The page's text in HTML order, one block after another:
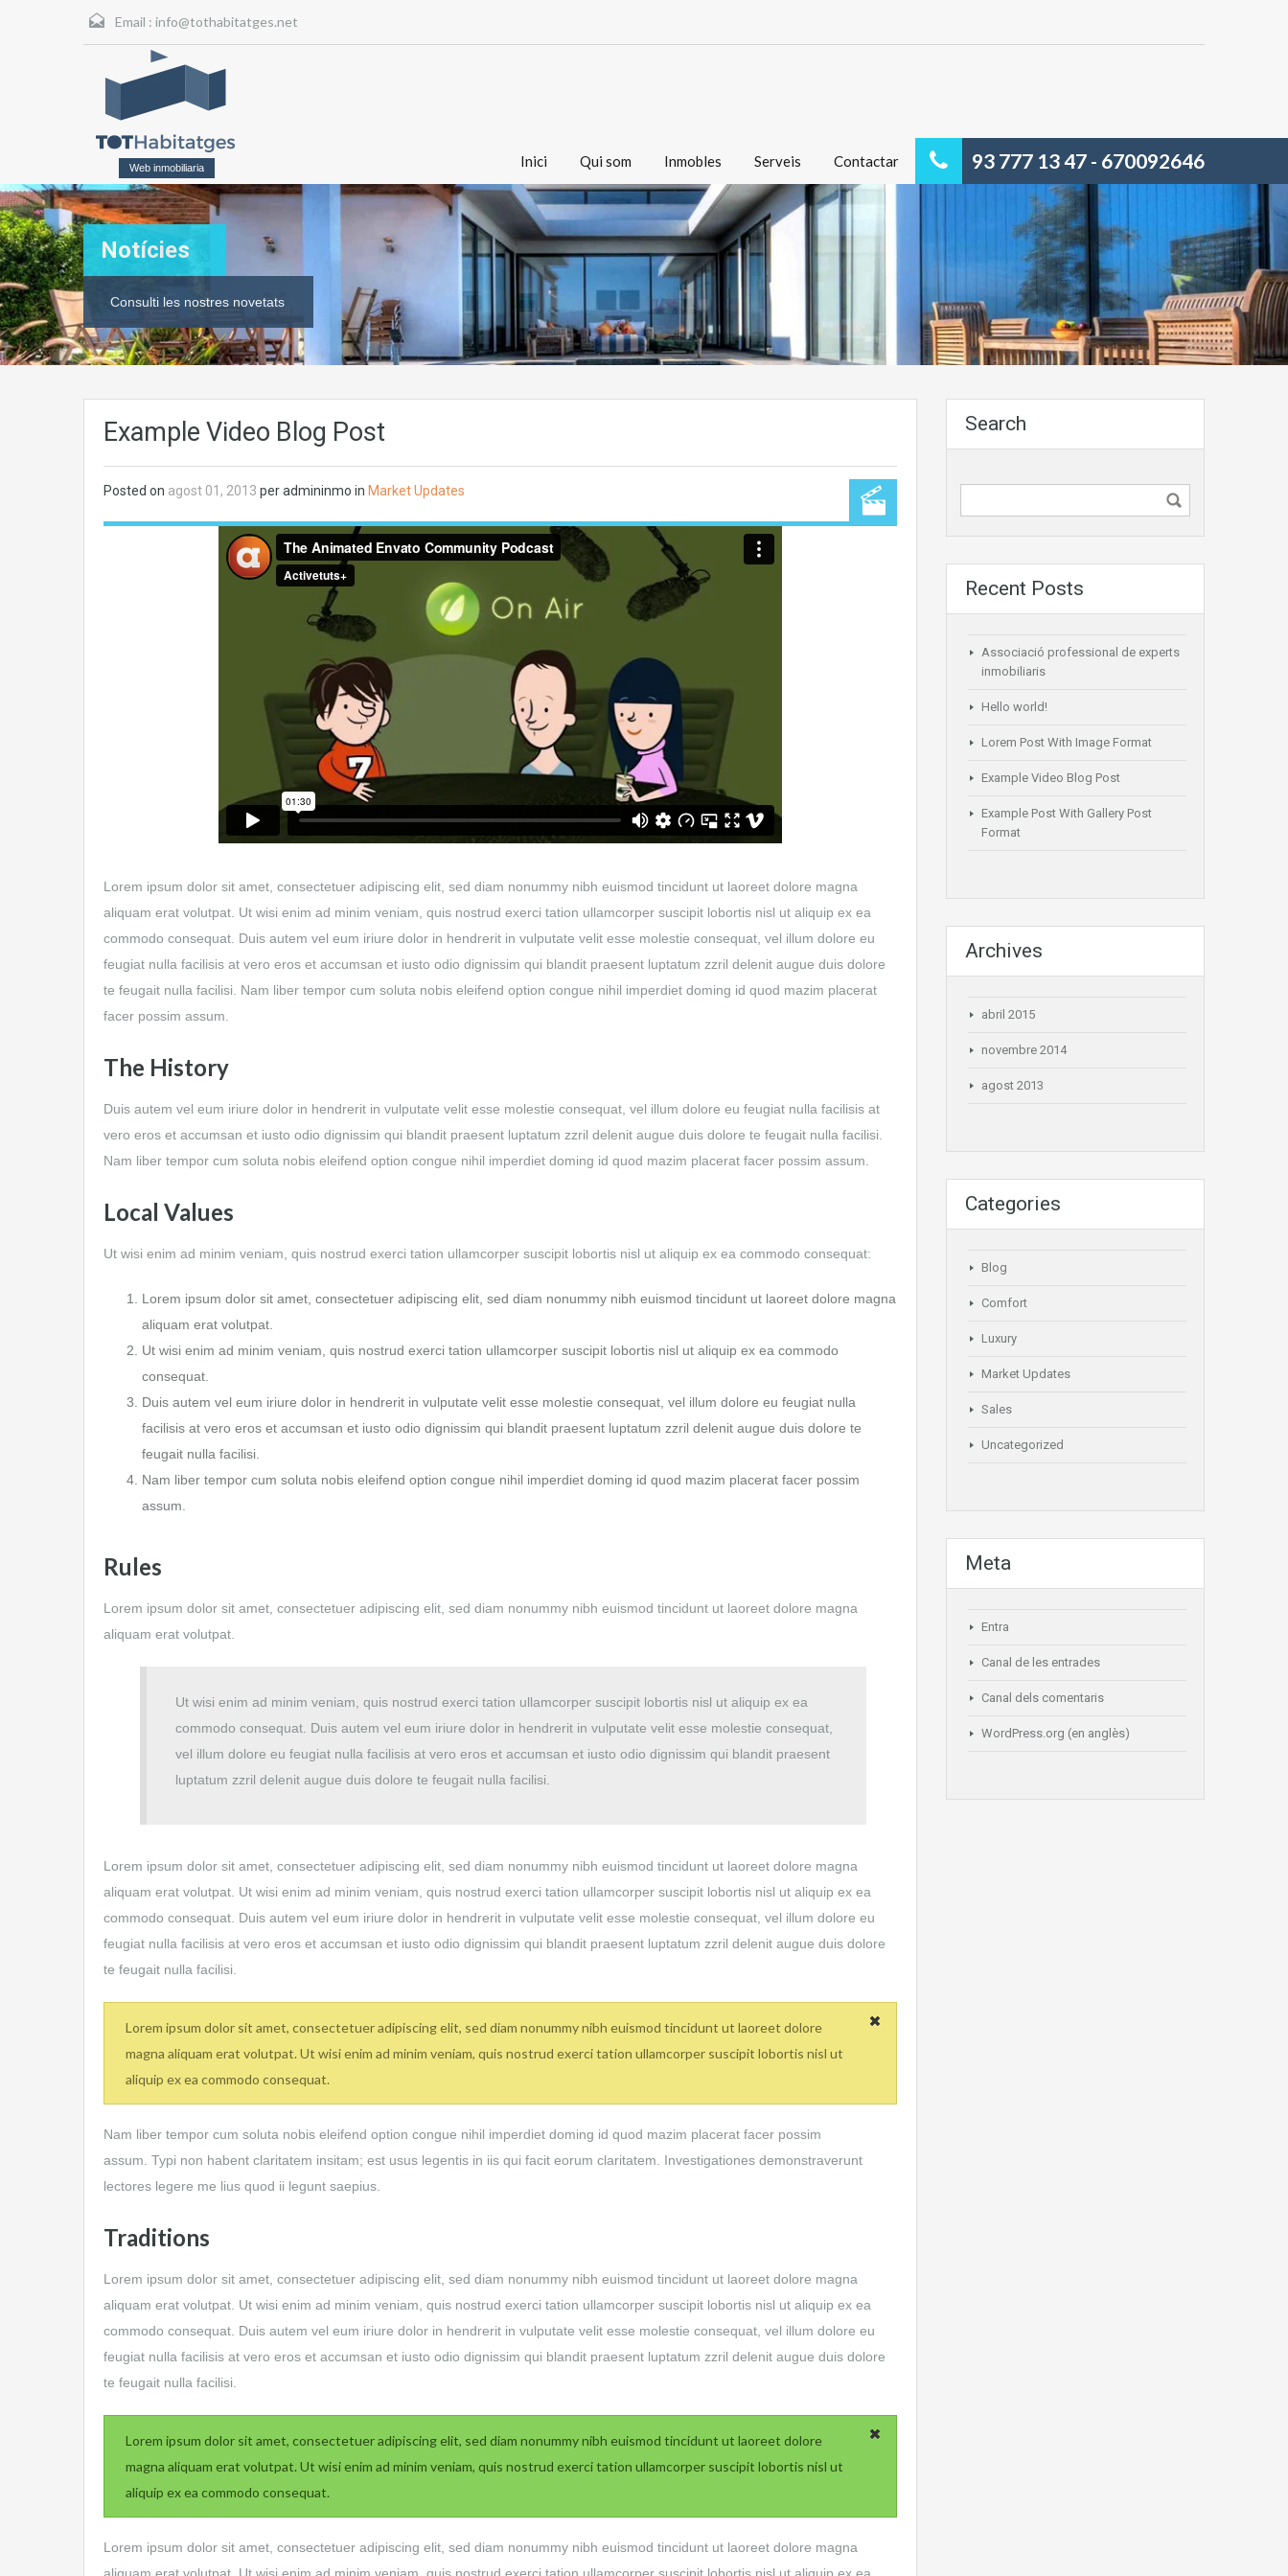
Email : info@tothabitatges.net
Web inmobiliaria 93 777 13 47 - 670092646
Inici Qui som Inmobles Serveis Contactar
Notícies
Consulti les nostres novetats
Example Video Blog Post
Posted on agost 01, 2013 per admininmo in Market Updates
Lorem ipsum dolor sit amet, consectetuer adipiscing elit, sed diam nonummy nibh euismod tincidunt ut laoreet dolore magna
aliquam erat volutpat. Ut wisi enim ad minim veniam, quis nostrud exerci tation ullamcorper suscipit lobortis nisl ut aliquip ex ea
commodo consequat. Duis autem vel eum iriure dolor in hendrerit in vulputate velit esse molestie consequat, vel illum dolore eu
feugiat nulla facilisis at vero eros et accumsan et iusto odio dignissim qui blandit praesent luptatum zzril delenit augue duis dolore
te feugait nulla facilisi. Nam liber tempor cum soluta nobis eleifend option congue nihil imperdiet doming id quod mazim placerat
facer possim assum.
The History
Duis autem vel eum iriure dolor in hendrerit in vulputate velit esse molestie consequat, vel illum dolore eu feugiat nulla facilisis at
vero eros et accumsan et iusto odio dignissim qui blandit praesent luptatum zzril delenit augue duis dolore te feugait nulla facilisi.
Nam liber tempor cum soluta nobis eleifend option congue nihil imperdiet doming id quod mazim placerat facer possim assum.
Local Values
Ut wisi enim ad minim veniam, quis nostrud exerci tation ullamcorper suscipit lobortis nisl ut aliquip ex ea commodo consequat:
Lorem ipsum dolor sit amet, consectetuer adipiscing elit, sed diam nonummy nibh euismod tincidunt ut laoreet dolore magna
aliquam erat volutpat.
Ut wisi enim ad minim veniam, quis nostrud exerci tation ullamcorper suscipit lobortis nisl ut aliquip ex ea commodo
consequat.
Duis autem vel eum iriure dolor in hendrerit in vulputate velit esse molestie consequat, vel illum dolore eu feugiat nulla
facilisis at vero eros et accumsan et iusto odio dignissim qui blandit praesent luptatum zzril delenit augue duis dolore te
feugait nulla facilisi.
Nam liber tempor cum soluta nobis eleifend option congue nihil imperdiet doming id quod mazim placerat facer possim
assum.
Rules
Lorem ipsum dolor sit amet, consectetuer adipiscing elit, sed diam nonummy nibh euismod tincidunt ut laoreet dolore magna
aliquam erat volutpat.
Ut wisi enim ad minim veniam, quis nostrud exerci tation ullamcorper suscipit lobortis nisl ut aliquip ex ea
commodo consequat. Duis autem vel eum iriure dolor in hendrerit in vulputate velit esse molestie consequat,
vel illum dolore eu feugiat nulla facilisis at vero eros et accumsan et iusto odio dignissim qui blandit praesent
luptatum zzril delenit augue duis dolore te feugait nulla facilisi.
Lorem ipsum dolor sit amet, consectetuer adipiscing elit, sed diam nonummy nibh euismod tincidunt ut laoreet dolore magna
aliquam erat volutpat. Ut wisi enim ad minim veniam, quis nostrud exerci tation ullamcorper suscipit lobortis nisl ut aliquip ex ea
commodo consequat. Duis autem vel eum iriure dolor in hendrerit in vulputate velit esse molestie consequat, vel illum dolore eu
feugiat nulla facilisis at vero eros et accumsan et iusto odio dignissim qui blandit praesent luptatum zzril delenit augue duis dolore
te feugait nulla facilisi.
Lorem ipsum dolor sit amet, consectetuer adipiscing elit, sed diam nonummy nibh euismod tincidunt ut laoreet dolore
magna aliquam erat volutpat. Ut wisi enim ad minim veniam, quis nostrud exerci tation ullamcorper suscipit lobortis nisl ut
aliquip ex ea commodo consequat.
Nam liber tempor cum soluta nobis eleifend option congue nihil imperdiet doming id quod mazim placerat facer possim
assum. Typi non habent claritatem insitam; est usus legentis in iis qui facit eorum claritatem. Investigationes demonstraverunt
lectores legere me lius quod ii legunt saepius.
Traditions
Lorem ipsum dolor sit amet, consectetuer adipiscing elit, sed diam nonummy nibh euismod tincidunt ut laoreet dolore magna
aliquam erat volutpat. Ut wisi enim ad minim veniam, quis nostrud exerci tation ullamcorper suscipit lobortis nisl ut aliquip ex ea
commodo consequat. Duis autem vel eum iriure dolor in hendrerit in vulputate velit esse molestie consequat, vel illum dolore eu
feugiat nulla facilisis at vero eros et accumsan et iusto odio dignissim qui blandit praesent luptatum zzril delenit augue duis dolore
te feugait nulla facilisi.
Lorem ipsum dolor sit amet, consectetuer adipiscing elit, sed diam nonummy nibh euismod tincidunt ut laoreet dolore
magna aliquam erat volutpat. Ut wisi enim ad minim veniam, quis nostrud exerci tation ullamcorper suscipit lobortis nisl ut
aliquip ex ea commodo consequat.
Lorem ipsum dolor sit amet, consectetuer adipiscing elit, sed diam nonummy nibh euismod tincidunt ut laoreet dolore magna
Search
Recent Posts
Associació professional de experts
inmobiliaris
Hello world!
Lorem Post With Image Format
Example Video Blog Post
Example Post With Gallery Post
Format
Archives
abril 2015
novembre 2014
agost 2013
Categories
Blog
Comfort
Luxury
Market Updates
Sales
Uncategorized
Meta
Entra
Canal de les entrades
Canal dels comentaris
WordPress.org (en anglès)